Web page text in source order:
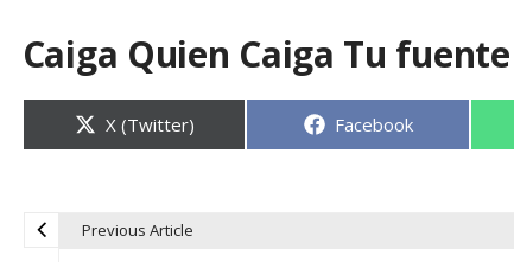
Caiga Quien Caiga Tu
Compartir
en
X (Twitter) Compartir
Facebook
Previous Article